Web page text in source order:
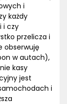
i
każdy
i czy
przelicza i
obserwuję
w autach),
kasy
jest
i